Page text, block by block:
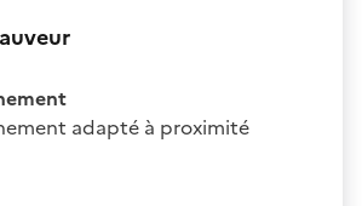
adapté à proximité